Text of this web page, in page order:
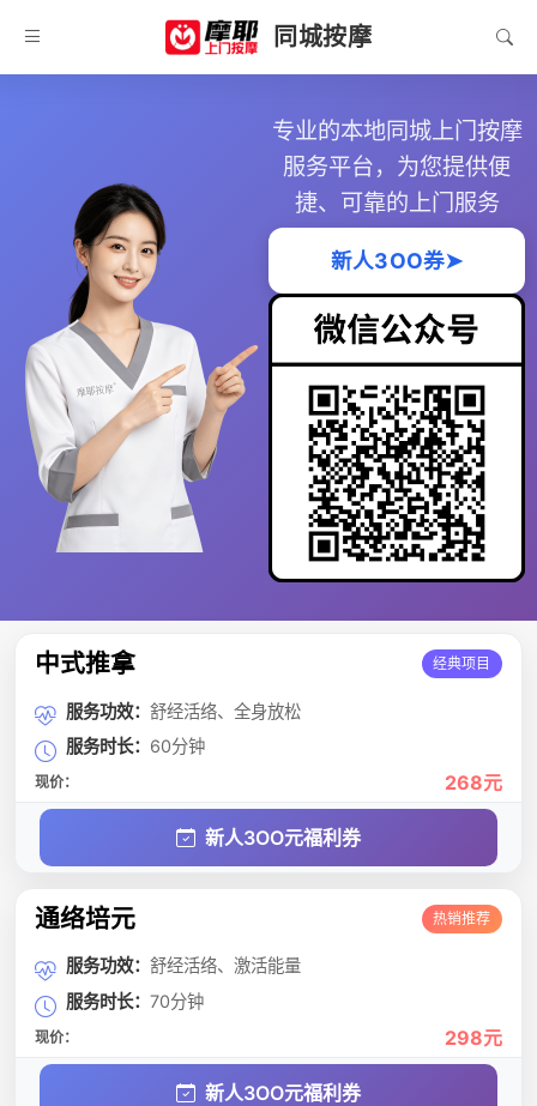
同城按摩
专业的本地同城上门按摩
服务平台，为您提供便
捷、可靠的上门服务
新人3OO券➤
中式推拿 经典项目
服务功效： 舒经活络、全身放松
服务时长： 60分钟
现价： 268元
新人3OO元福利券
通络培元 热销推荐
服务功效： 舒经活络、激活能量
服务时长： 70分钟
现价： 298元
新人3OO元福利券